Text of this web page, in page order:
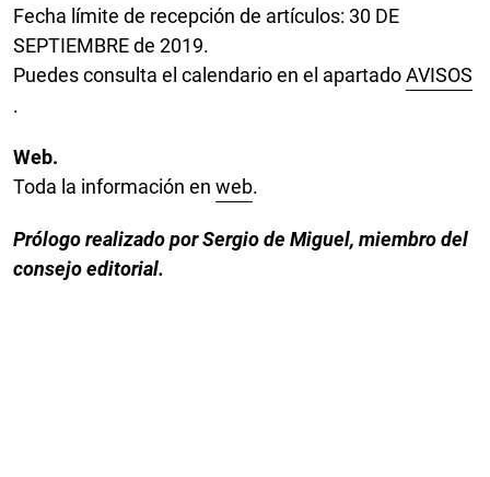
Fecha límite de recepción de artículos: 30 DE
SEPTIEMBRE de 2019.
Puedes consulta el calendario en el apartadoAVISOS
.
Web.
Toda la información en web.
Prólogo realizado por Sergio de Miguel, miembro del
consejo editorial.